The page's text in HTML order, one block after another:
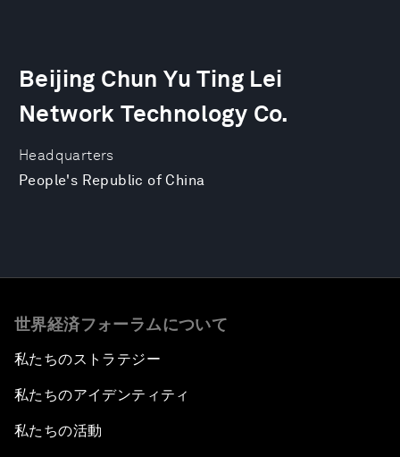
Headquarters
People's Republic of China
Beijing Chun Yu Ting Lei
Network Technology Co.
世界経済フォーラムについて
私たちのストラテジー
私たちのアイデンティティ
私たちの活動